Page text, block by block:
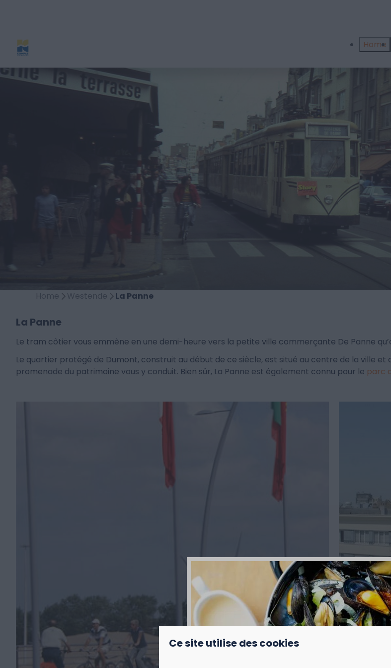
Home
Home Westende La Panne
La Panne
Le tram côtier vous emmène en une demi-heure vers la petite ville commerçante De Panne
Le quartier protégé de Dumont, construit au début de ce siècle, est situé au centre de la ville
promenade du patrimoine vous y conduit. Bien sûr, La Panne est également connu pour le parc
Ce site utilise des cookies